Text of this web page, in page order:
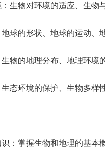
物对环境的适应、生物与
的形状、地球的运动、地
的地理分布、地理环境的
环境的保护、生物多样性
掌握生物和地理的基本概